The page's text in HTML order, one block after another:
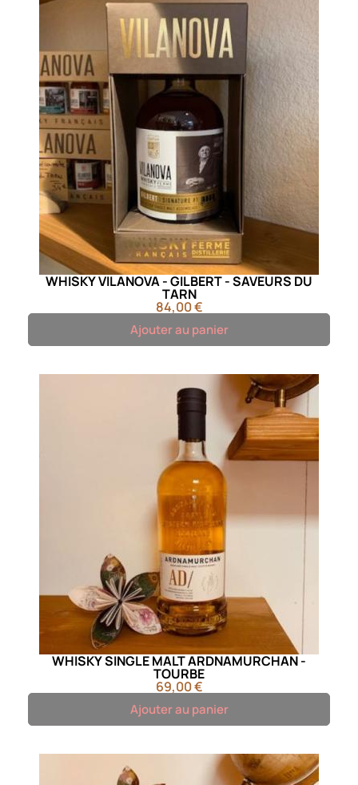
WHISKY VILANOVA - GILBERT - SAVEURS DU
TARN
84,00 €
Ajouter au panier
WHISKY SINGLE MALT ARDNAMURCHAN -
TOURBE
69,00 €
Ajouter au panier